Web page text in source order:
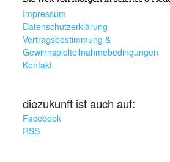
Impressum
Datenschutzerklärung
Vertragsbestimmung &
Gewinnspielteilnahmebedingungen
Kontakt
diezukunft ist auch auf:
Facebook
RSS